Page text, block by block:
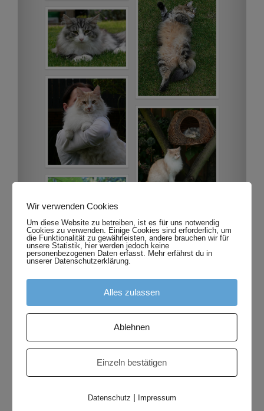
Wir verwenden Cookies
Um diese Website zu betreiben, ist es für uns notwendig
Cookies zu verwenden. Einige Cookies sind erforderlich, um
die Funktionalität zu gewährleisten, andere brauchen wir für
unsere Statistik, hier werden jedoch keine
personenbezogenen Daten erfasst. Mehr erfährst du in
unserer Datenschutzerklärung.
Alles zulassen
Ablehnen
Einzeln bestätigen
Datenschutz | Impressum